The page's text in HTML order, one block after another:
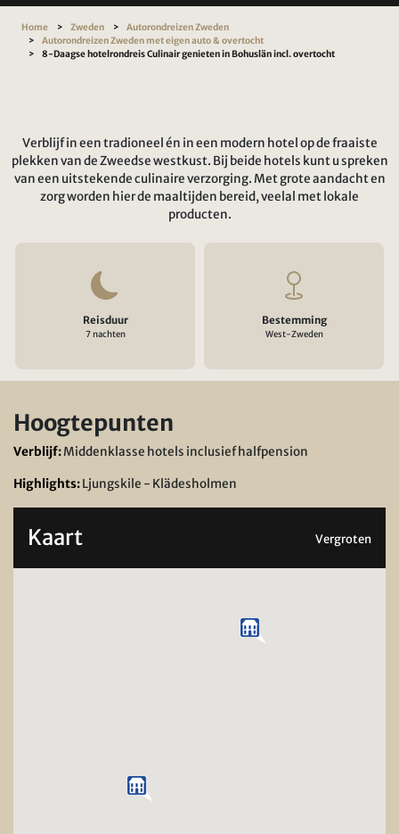
Home Zweden
Autorondreizen Zweden
Autorondreizen Zweden met eigen auto & overtocht
8-Daagse hotelrondreis Culinair genieten in Bohuslän incl. overtocht
Verblijf in een tradioneel én in een modern hotel op de fraaiste
plekken van de Zweedse westkust. Bij beide hotels kunt u spreken
van een uitstekende culinaire verzorging. Met grote aandacht en
zorg worden hier de maaltijden bereid, veelal met lokale
producten.
Reisduur
7 nachten
Bestemming
West-Zweden
Hoogtepunten
Verblijf:Middenklasse hotels inclusief halfpension
Highlights:Ljungskile - Klädesholmen
Kaart Vergroten